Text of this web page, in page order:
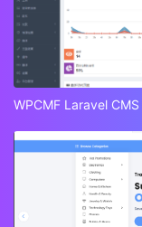
WPCMF Laravel CMS